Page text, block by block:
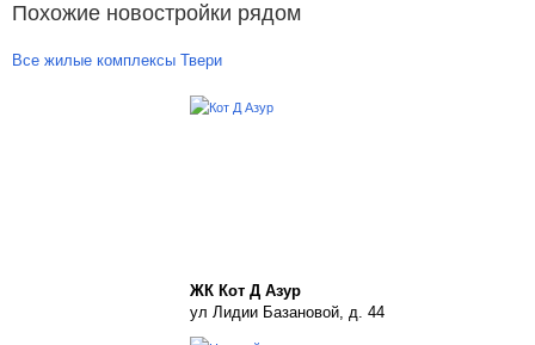
Похожие новостройки рядом
Все жилые комплексы Твери
ЖК Кот Д Азур
ул Лидии Базановой, д. 44